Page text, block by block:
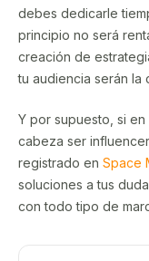
debes dedicarle
principio no será
creación de
tu audiencia serán la
Y por supuesto, si
cabeza ser
registrado en Space
soluciones a tus
con todo tipo de